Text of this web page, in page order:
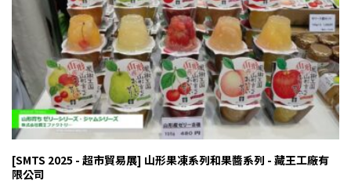
[SMTS 2025 - 超市貿易展] 山形果凍系列和果醬系列 - 藏王工廠有
限公司